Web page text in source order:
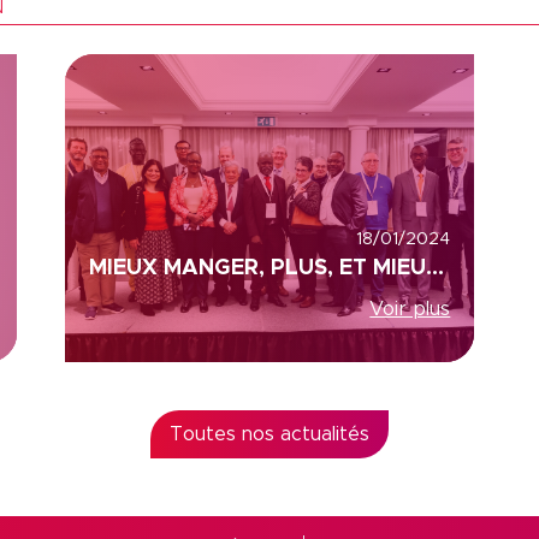
18/01/2024
MIEUX MANGER, PLUS, ET MIEUX VIVRE LA SANTE, COLEAD ET ACP (AFRIQUE, CARAÏBES ET PACIFIQUE)
Voir plus
Toutes nos actualités
de confidentialité, en garantissant la conformité avec